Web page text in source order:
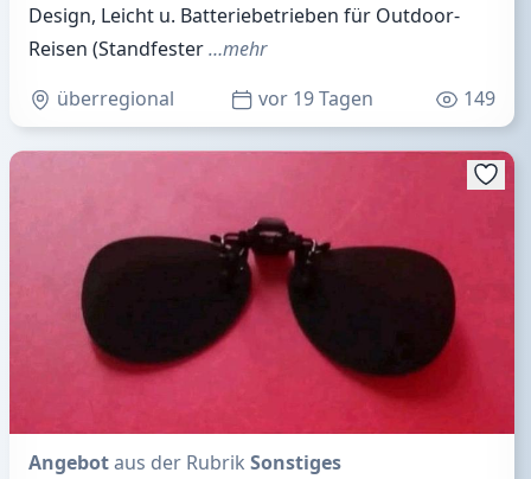
Design, Leicht u. Batteriebetrieben für Outdoor-
Reisen (Standfester…mehr
überregional
vor 19 Tagen 149
Angebotaus der Rubrik Sonstiges